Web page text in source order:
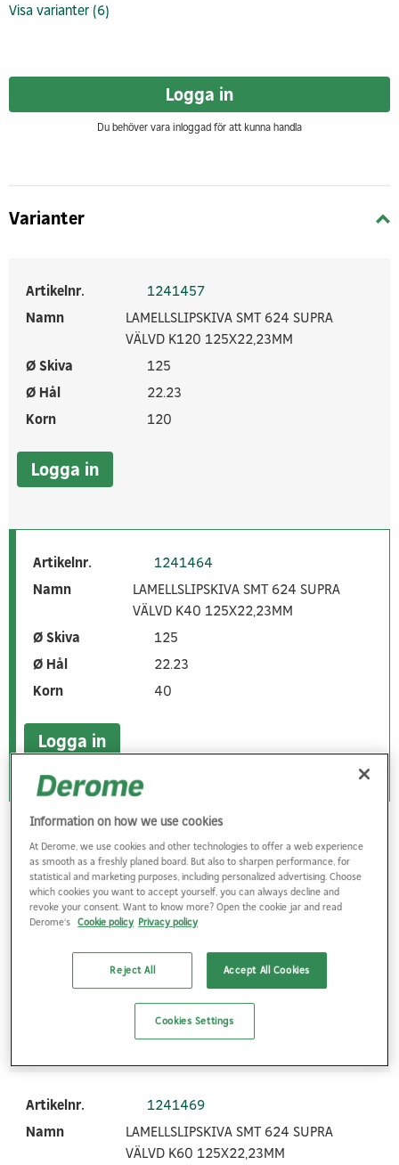
Visa varianter (6)
Logga in
Du behöver vara inloggad för att kunna handla
Varianter
Artikelnr.
1241457
Namn
LAMELLSLIPSKIVA SMT 624 SUPRA
VÄLVD K120 125X22,23MM
Ø Skiva
125
Ø Hål
22.23
Korn
120
Logga in
Artikelnr.
1241464
Namn
LAMELLSLIPSKIVA SMT 624 SUPRA
VÄLVD K40 125X22,23MM
Ø Skiva
125
Ø Hål
22.23
Korn
40
Logga in
Namn
LAMELLSLIPSKIVA SMT 624 SUPRA
VÄLVD K40 180X22,23MM
Ø Skiva
180
40
Artikelnr.
1241469
Namn
LAMELLSLIPSKIVA SMT 624 SUPRA
VÄLVD K60 125X22,23MM
Information on how we use cookies
At Derome, we use cookies and other technologies to offer a web experience
as smooth as a freshly planed board. But also to sharpen performance, for
statistical and marketing purposes, including personalized advertising. Choose
which cookies you want to accept yourself, you can always decline and
revoke your consent. Want to know more? Open the cookie jar and read
Derome's Cookie policy Privacy policy
Reject All Accept All Cookies
Cookies Settings